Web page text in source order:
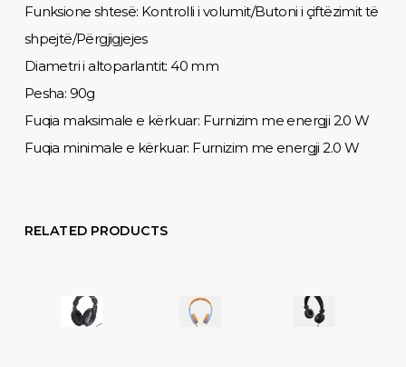
Funksione shtesë: Kontrolli i volumit/Butoni i çiftëzimit të
shpejtë/Përgjigjejes
Diametri i altoparlantit: 40 mm
Pesha: 90g
Fuqia maksimale e kërkuar: Furnizim me energji 2.0 W
Fuqia minimale e kërkuar: Furnizim me energji 2.0 W
RELATED PRODUCTS